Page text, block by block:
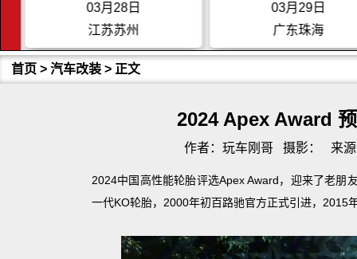
03月28日
江苏苏州
03月29日
广东珠海
首页 > 汽车改装 > 正文
2024 Apex Award
作者：玩车刚哥 摄影： 来
2024中国高性能轮胎评选Apex Award，迎来了老朋
一代KO轮胎，2000年初百路驰官方正式引进，2015